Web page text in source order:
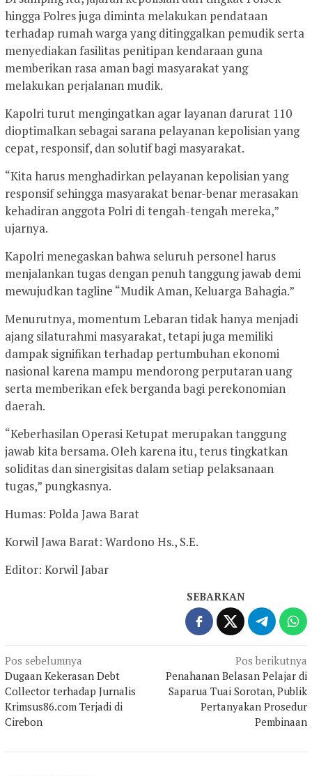
hingga Polres juga diminta melakukan pendataan
terhadap rumah warga yang ditinggalkan pemudik serta
menyediakan fasilitas penitipan kendaraan guna
memberikan rasa aman bagi masyarakat yang
melakukan perjalanan mudik.
Kapolri turut mengingatkan agar layanan darurat 110
dioptimalkan sebagai sarana pelayanan kepolisian yang
cepat, responsif, dan solutif bagi masyarakat.
“Kita harus menghadirkan pelayanan kepolisian yang
responsif sehingga masyarakat benar-benar merasakan
kehadiran anggota Polri di tengah-tengah mereka,”
ujarnya.
Kapolri menegaskan bahwa seluruh personel harus
menjalankan tugas dengan penuh tanggung jawab demi
mewujudkan tagline “Mudik Aman, Keluarga Bahagia.”
Menurutnya, momentum Lebaran tidak hanya menjadi
ajang silaturahmi masyarakat, tetapi juga memiliki
dampak signifikan terhadap pertumbuhan ekonomi
nasional karena mampu mendorong perputaran uang
serta memberikan efek berganda bagi perekonomian
daerah.
“Keberhasilan Operasi Ketupat merupakan tanggung
jawab kita bersama. Oleh karena itu, terus tingkatkan
soliditas dan sinergisitas dalam setiap pelaksanaan
tugas,” pungkasnya.
Humas: Polda Jawa Barat
Korwil Jawa Barat: Wardono Hs., S.E.
Editor: Korwil Jabar
SEBARKAN
Navigasi
pos
Pos sebelumnya
Dugaan Kekerasan Debt
Collector terhadap Jurnalis
Krimsus86.com Terjadi di
Cirebon
Pos berikutnya
Penahanan Belasan Pelajar di
Saparua Tuai Sorotan, Publik
Pertanyakan Prosedur
Pembinaan